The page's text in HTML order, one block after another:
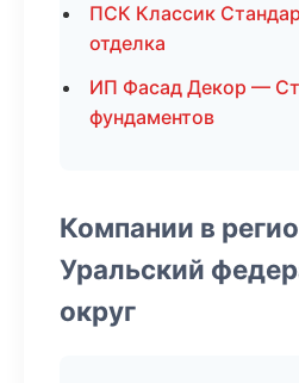
ПСК Классик
отделка
ИП Фасад Декор —
фундаментов
Компании в
Уральский
округ